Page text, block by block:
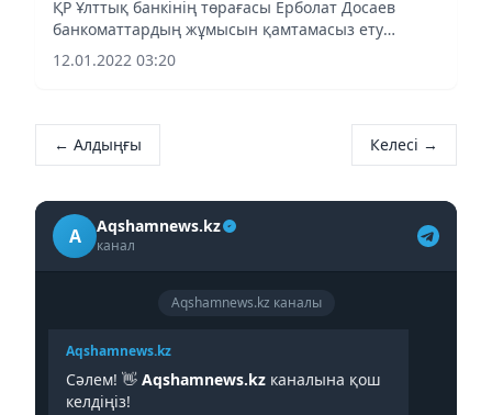
ҚР Ұлттық банкінің төрағасы Ерболат Досаев
банкоматтардың жұмысын қамтамасыз ету
бойынша атқарылып жатқан жұмыстар туралы
мәлімет берді, деп хабарлайды Аlmaty-akshamy.kz
12.01.2022 03:20
← Алдыңғы Келесі →
A Aqshamnews.kz
канал
Aqshamnews.kz каналы
Aqshamnews.kz
Сәлем! 👋 Aqshamnews.kz каналына қош
келдіңіз!